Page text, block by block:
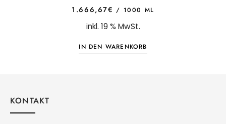
t
f
1.666,67€ / 1000 ML
inkl. 19 % MwSt.
IN DEN WARENKORB
KONTAKT